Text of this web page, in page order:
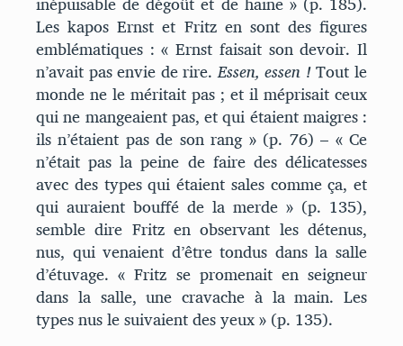
Les kapos Ernst et Fritz en sont des figures
emblématiques : « Ernst faisait son devoir. Il
n’avait pas envie de rire.Essen, essen !Tout le
monde ne le méritait pas ; et il méprisait ceux
qui ne mangeaient pas, et qui étaient maigres :
ils n’étaient pas de son rang » (p. 76) – « Ce
n’était pas la peine de faire des délicatesses
avec des types qui étaient sales comme ça, et
qui auraient bouffé de la merde » (p. 135),
semble dire Fritz en observant les détenus,
nus, qui venaient d’être tondus dans la salle
d’étuvage. « Fritz se promenait en seigneur
dans la salle, une cravache à la main. Les
types nus le suivaient des yeux » (p. 135).